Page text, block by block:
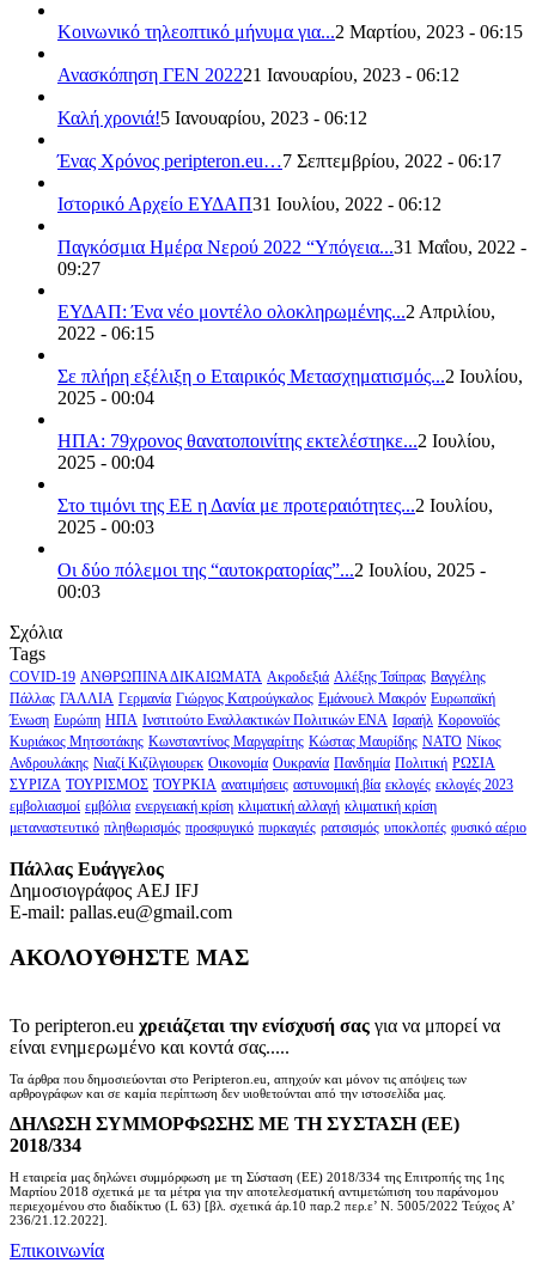
Κοινωνικό τηλεοπτικό μήνυμα για...2 Μαρτίου, 2023 - 06:15
Ανασκόπηση ΓΕΝ 202221 Ιανουαρίου, 2023 - 06:12
Καλή χρονιά!5 Ιανουαρίου, 2023 - 06:12
Ένας Χρόνος peripteron.eu…7 Σεπτεμβρίου, 2022 - 06:17
Ιστορικό Αρχείο ΕΥΔΑΠ31 Ιουλίου, 2022 - 06:12
Παγκόσμια Ημέρα Νερού 2022 “Υπόγεια...31 Μαΐου, 2022 -
09:27
ΕΥΔΑΠ: Ένα νέο μοντέλο ολοκληρωμένης...2 Απριλίου,
2022 - 06:15
Σε πλήρη εξέλιξη ο Εταιρικός Μετασχηματισμός...2 Ιουλίου,
2025 - 00:04
ΗΠΑ: 79χρονος θανατοποινίτης εκτελέστηκε...2 Ιουλίου,
2025 - 00:04
Στο τιμόνι της ΕΕ η Δανία με προτεραιότητες...2 Ιουλίου,
2025 - 00:03
Οι δύο πόλεμοι της “αυτοκρατορίας”...2 Ιουλίου, 2025 -
00:03
Σχόλια
Tags
COVID-19 ΑΝΘΡΩΠΙΝΑ ΔΙΚΑΙΩΜΑΤΑ Ακροδεξιά Αλέξης Τσίπρας Βαγγέλης
Πάλλας ΓΑΛΛΙΑ Γερμανία Γιώργος Κατρούγκαλος Εμάνουελ Μακρόν Ευρωπαϊκή
Ένωση Ευρώπη ΗΠΑ Ινστιτούτο Εναλλακτικών Πολιτικών ΕΝΑ Ισραήλ Κορονοϊός
Κυριάκος Μητσοτάκης Κωνσταντίνος Μαργαρίτης Κώστας Μαυρίδης ΝΑΤΟ Νίκος
Ανδρουλάκης Νιαζί Κιζίλγιουρεκ Οικονομία Ουκρανία Πανδημία Πολιτική ΡΩΣΙΑ
ΣΥΡΙΖΑ ΤΟΥΡΙΣΜΟΣ ΤΟΥΡΚΙΑ ανατιμήσεις αστυνομική βία εκλογές εκλογές 2023
εμβολιασμοί εμβόλια ενεργειακή κρίση κλιματική αλλαγή κλιματική κρίση
μεταναστευτικό πληθωρισμός προσφυγικό πυρκαγιές ρατσισμός υποκλοπές φυσικό αέριο
Πάλλας Ευάγγελος
Δημοσιογράφος AEJ ΙFJ
E-mail: pallas.eu@gmail.com
ΑΚΟΛΟΥΘΗΣΤΕ ΜΑΣ
Το peripteron.eu χρειάζεται την ενίσχυσή σας για να μπορεί να
είναι ενημερωμένο και κοντά σας.....
Τα άρθρα που δημοσιεύονται στο Peripteron.eu, απηχούν και μόνον τις απόψεις των
αρθρογράφων και σε καμία περίπτωση δεν υιοθετούνται από την ιστοσελίδα μας.
ΔΗΛΩΣΗ ΣΥΜΜΟΡΦΩΣΗΣ ΜΕ ΤΗ ΣΥΣΤΑΣΗ (ΕΕ)
2018/334
Η εταιρεία μας δηλώνει συμμόρφωση με τη Σύσταση (ΕΕ) 2018/334 της Επιτροπής της 1ης
Μαρτίου 2018 σχετικά με τα μέτρα για την αποτελεσματική αντιμετώπιση του παράνομου
περιεχομένου στο διαδίκτυο (L 63) [βλ. σχετικά άρ.10 παρ.2 περ.ε’ Ν. 5005/2022 Τεύχος A’
236/21.12.2022].
Επικοινωνία